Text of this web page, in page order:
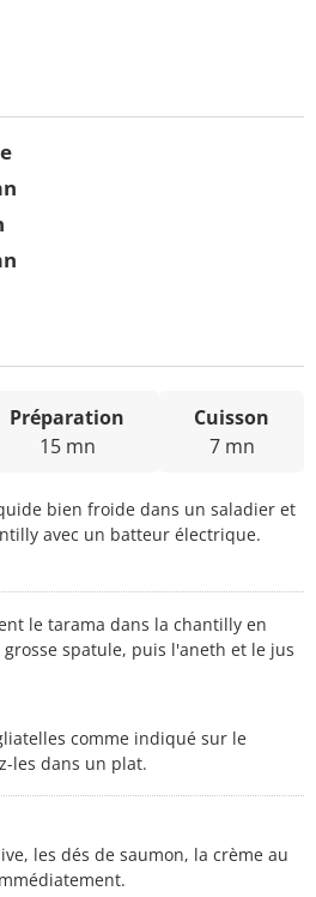
Préparation
15 mn
Cuisson
7 mn
bien froide dans un saladier et
avec un batteur électrique.
le tarama dans la chantilly en
spatule, puis l'aneth et le jus
comme indiqué sur le
les dans un plat.
les dés de saumon, la crème au